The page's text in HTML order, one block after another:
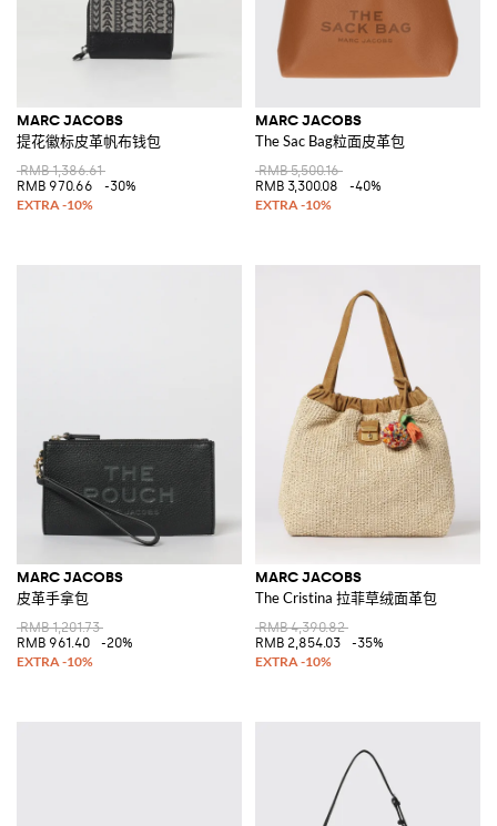
MARC JACOBS
提花徽标皮革帆布钱包
RMB 1,386.61
RMB 970.66
-30%
MARC JACOBS
The Sac Bag粒面皮革包
RMB 5,500.16
RMB 3,300.08
-40%
MARC JACOBS
皮革手拿包
RMB 1,201.73
RMB 961.40
-20%
MARC JACOBS
The Cristina 拉菲草绒面革包
RMB 4,390.82
RMB 2,854.03
-35%